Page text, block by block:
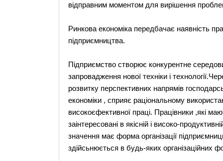
відправним моментом для вирішення
Ринкова економіка передбачає наявність
підприємництва.
Підприємство створює конкурентне
запровадження нової техніки і
розвитку перспективних напрямів
економіки , сприяє раціональному
високоєфективної праці. Працівники ,які
заінтересовані в якісній і високо-
значення має форма організації
здійсьнюється в будь-яких організаційних